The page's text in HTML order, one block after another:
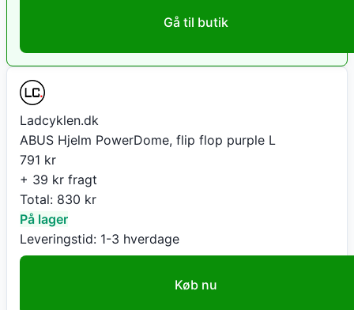
Gå til butik
Ladcyklen.dk
ABUS Hjelm PowerDome, flip flop purple L
791 kr
+ 39 kr fragt
Total: 830 kr
På lager
Leveringstid: 1-3 hverdage
Køb nu